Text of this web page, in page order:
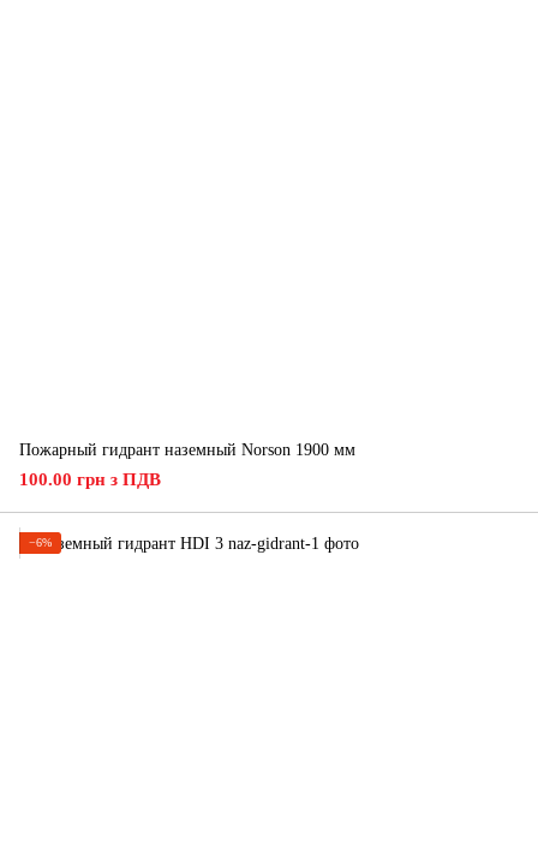
Пожарный гидрант наземный Norson 1900 мм
100.00 грн з ПДВ
−6%